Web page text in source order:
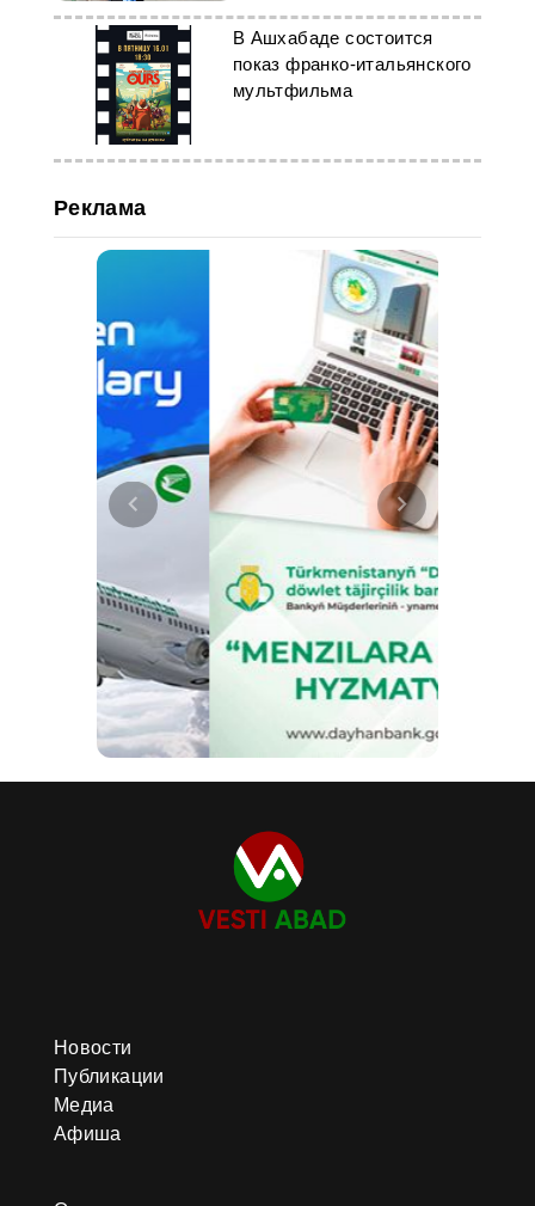
В Ашхабаде состоится
показ франко-итальянского
мультфильма
Реклама
Новости
Публикации
Медиа
Афиша